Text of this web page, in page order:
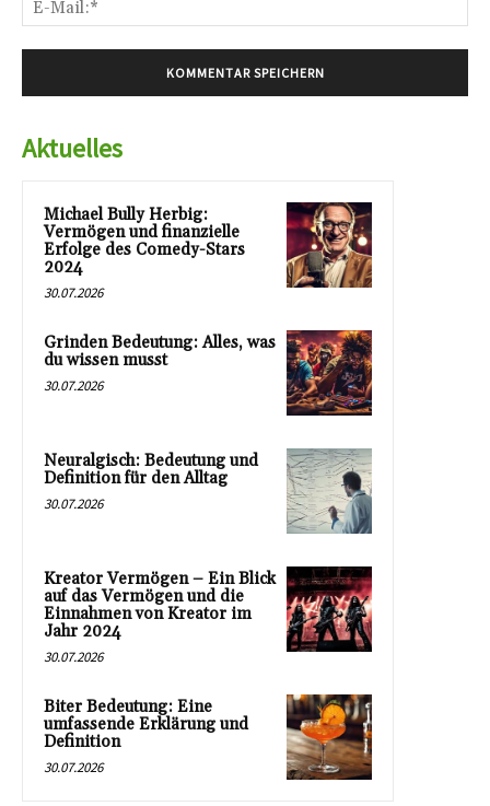
Aktuelles
Michael Bully Herbig:
Vermögen und finanzielle
Erfolge des Comedy-Stars
2024
30.07.2026
Grinden Bedeutung: Alles, was
du wissen musst
30.07.2026
Neuralgisch: Bedeutung und
Definition für den Alltag
30.07.2026
Kreator Vermögen – Ein Blick
auf das Vermögen und die
Einnahmen von Kreator im
Jahr 2024
30.07.2026
Biter Bedeutung: Eine
umfassende Erklärung und
Definition
30.07.2026